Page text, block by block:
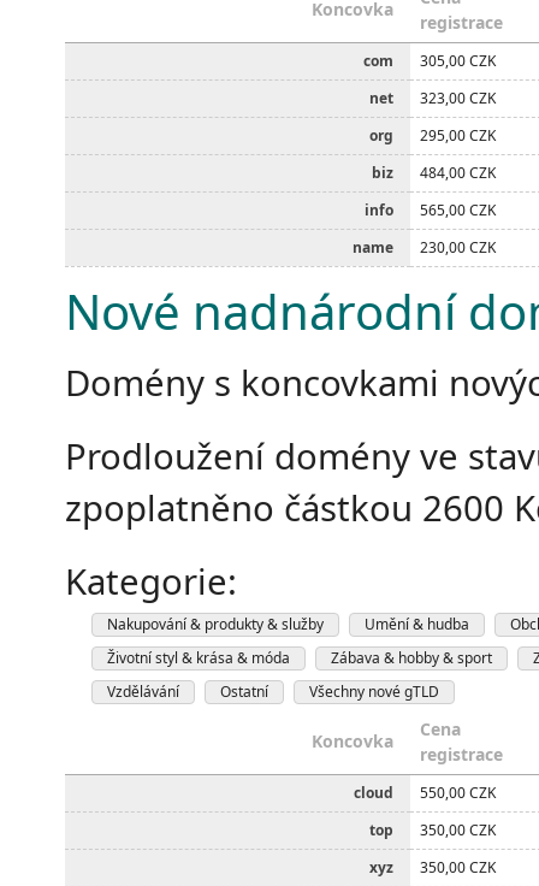
Koncovka
registrace
com
305,00 CZK
net
323,00 CZK
org
295,00 CZK
biz
484,00 CZK
info
565,00 CZK
name
230,00 CZK
Nové nadnárodní
Domény s koncovkami
Prodloužení domény ve
zpoplatněno částkou 2600
Kategorie:
Nakupování & produkty & služby Umění & hudba
Životní styl & krása & móda
Zábava & hobby & sport
Vzdělávání
Ostatní Všechny nové gTLD
Koncovka
Cena
registrace
cloud
550,00 CZK
top
350,00 CZK
xyz
350,00 CZK